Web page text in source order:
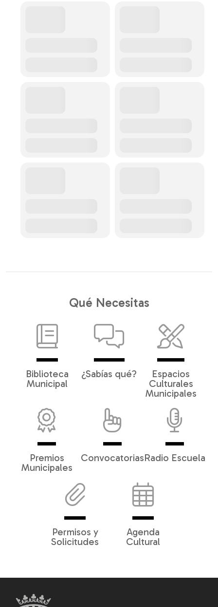
Qué Necesitas
Biblioteca
Municipal
¿Sabías qué?
Espacios
Culturales
Municipales
Premios
Municipales
ConvocatoriasRadio Escuela
Permisos y
Solicitudes
Agenda
Cultural